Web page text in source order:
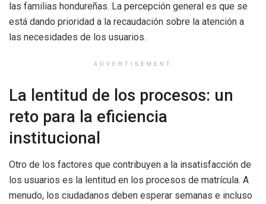
las familias hondureñas. La percepción general es que se
está dando prioridad a la recaudación sobre la atención a
las necesidades de los usuarios.
ADVERTISEMENT
La lentitud de los procesos: un
reto para la eficiencia
institucional
Otro de los factores que contribuyen a la insatisfacción de
los usuarios es la lentitud en los procesos de matrícula. A
menudo, los ciudadanos deben esperar semanas e incluso